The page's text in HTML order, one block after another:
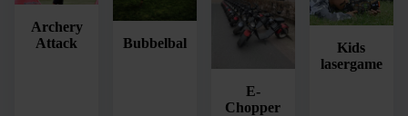
Archery
Attack
Bubbelbal
E-
Chopper
Kids
lasergame